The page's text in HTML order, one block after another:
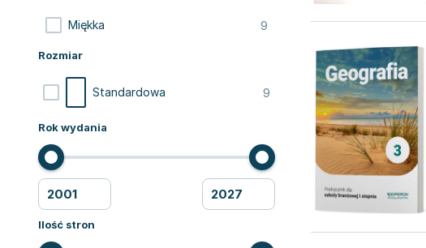
Miękka 9
Rozmiar
Standardowa 9
Rok wydania
Ilość stron